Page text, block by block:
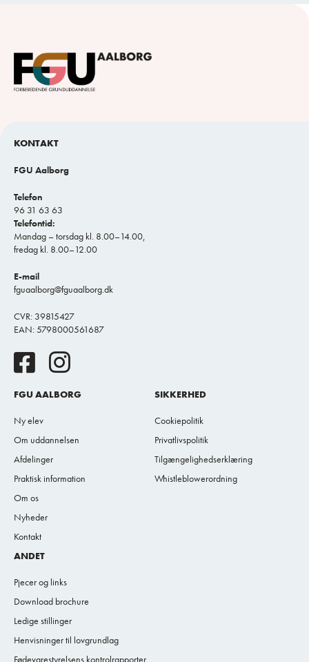
KONTAKT
FGU Aalborg
Telefon
96 31 63 63
Telefontid:
Mandag – torsdag kl. 8.00–14.00,
fredag kl. 8.00–12.00
E-mail
fguaalborg@fguaalborg.dk
CVR: 39815427
EAN: 5798000561687
FGU AALBORG
Ny elev
Om uddannelsen
Afdelinger
Praktisk information
Om os
Nyheder
Kontakt
SIKKERHED
Cookiepolitik
Privatlivspolitik
Tilgængelighedserklæring
Whistleblowerordning
ANDET
Pjecer og links
Download brochure
Ledige stillinger
Henvisninger til lovgrundlag
Fødevarestyrelsens kontrolrapporter